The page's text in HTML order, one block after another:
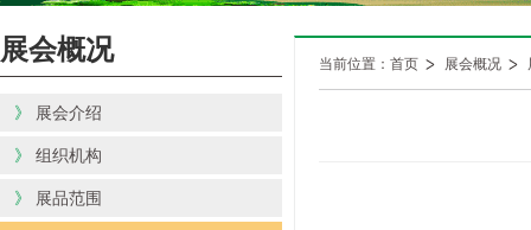
展会概况
》 展会介绍
》 组织机构
》 展品范围
当前位置：首页 展会概况